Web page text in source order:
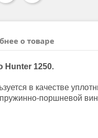
о товаре
Hunter 1250.
в качестве
поршневой